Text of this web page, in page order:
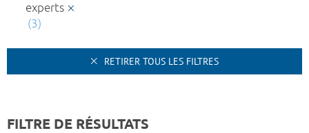
experts
(3)
RETIRER TOUS LES FILTRES
FILTRE DE RÉSULTATS